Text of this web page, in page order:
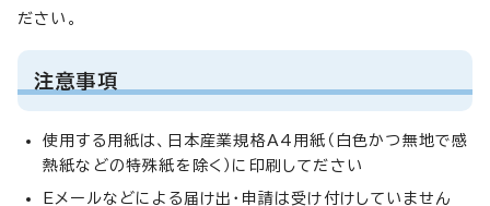
ださい。
注意事項
使用する用紙は、日本産業規格A4用紙（白色かつ無地で感
熱紙などの特殊紙を除く）に印刷してださい
Eメールなどによる届け出・申請は受け付けしていません